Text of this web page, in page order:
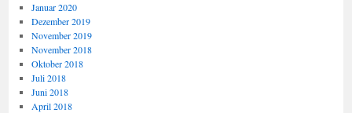
Januar 2020
Dezember 2019
November 2019
November 2018
Oktober 2018
Juli 2018
Juni 2018
April 2018